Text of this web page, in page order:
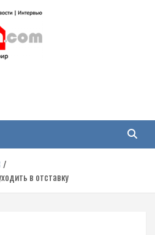
война
включая события в Новороссии, ДНР,
в отставку